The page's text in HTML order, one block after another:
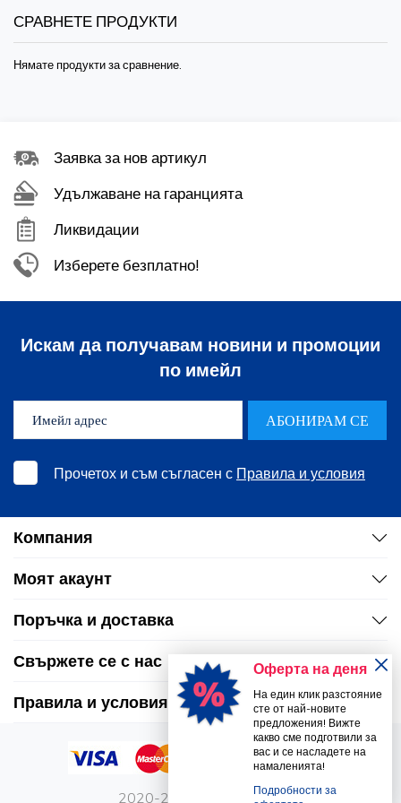
СРАВНЕТЕ ПРОДУКТИ
Нямате продукти за сравнение.
Заявка за нов артикул
Удължаване на гаранцията
Ликвидации
Изберете безплатно!
Искам да получавам новини и промоции
по имейл
АБОНИРАМ СЕ
Прочетох и съм съгласен с Правила и условия
Компания
Моят акаунт
Поръчка и доставка
Свържете се с нас
Правила и условия
2020-2026 Vetro Design
Оферта на деня
На един клик разстояние
сте от най-новите
предложения! Вижте
какво сме подготвили за
вас и се насладете на
намаленията!
Подробности за